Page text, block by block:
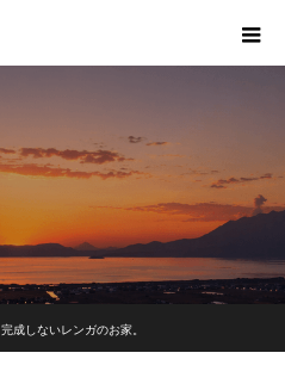
完成しないレンガのお家。